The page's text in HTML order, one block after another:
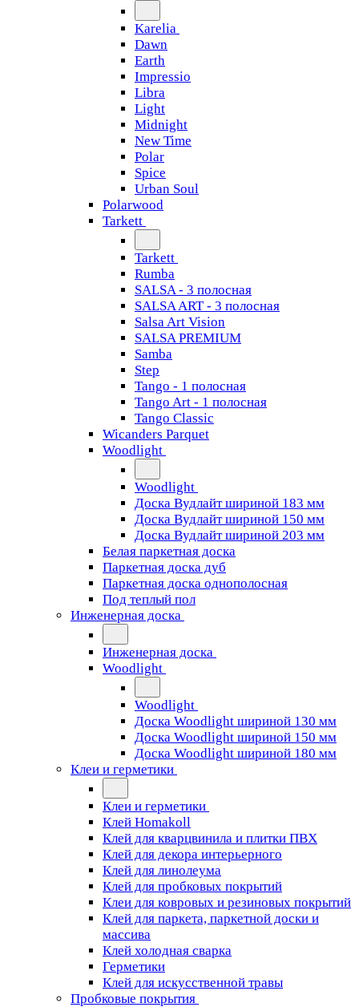
Karelia
Dawn
Earth
Impressio
Libra
Light
Midnight
New Time
Polar
Spice
Urban Soul
Polarwood
Tarkett
Tarkett
Rumba
SALSA - 3 полосная
SALSA ART - 3 полосная
Salsa Art Vision
SALSA PREMIUM
Samba
Step
Tango - 1 полосная
Tango Art - 1 полосная
Tango Classiс
Wicanders Parquet
Woodlight
Woodlight
Доска Вудлайт шириной 183 мм
Доска Вудлайт шириной 150 мм
Доска Вудлайт шириной 203 мм
Белая паркетная доска
Паркетная доска дуб
Паркетная доска однополосная
Под теплый пол
Инженерная доска
Инженерная доска
Woodlight
Woodlight
Доска Woodlight шириной 130 мм
Доска Woodlight шириной 150 мм
Доска Woodlight шириной 180 мм
Клеи и герметики
Клеи и герметики
Клей Homakoll
Клей для кварцвинила и плитки ПВХ
Клей для декора интерьерного
Клей для линолеума
Клей для пробковых покрытий
Клеи для ковровых и резиновых покрытий
Клей для паркета, паркетной доски и
массива
Клей холодная сварка
Герметики
Клей для искусственной травы
Пробковые покрытия